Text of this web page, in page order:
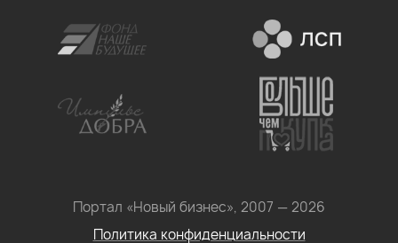
Портал «Новый бизнес», 2007 — 2026
Политика конфиденциальности